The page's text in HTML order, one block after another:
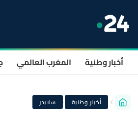
أخبار وطنية المغرب العالمي
أخبار وطنية · سلايدر